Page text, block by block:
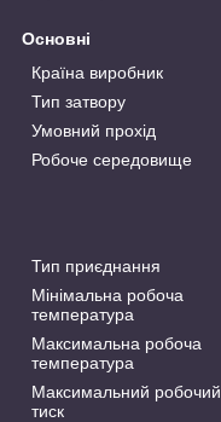
Основні
Країна виробник
Тип затвору
Умовний прохід
Робоче середовище
Тип приєднання
Мінімальна робоча
температура
Максимальна робоча
температура
Максимальний робочий
тиск